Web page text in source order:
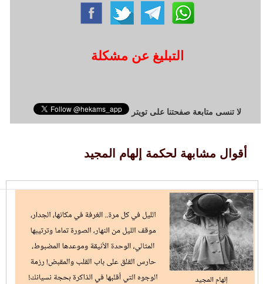
التبليغ عن مشكلة
لا تنسى متابعة صفحتنا على تويتر
أقوال مشابهة لحكمة إلهام المجيد